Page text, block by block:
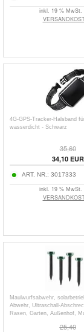
inkl. 19 % MwSt.
4G-GPS-Tracker-Halsband
wasserdicht - Schwarz
35,60
34,10EUR
ART. NR.: 3017333
inkl. 19 % MwSt.
Maulwurfsabwehr,
Abwehr, Ultraschall-
Rasen, Garten, Außenhof,
25,40